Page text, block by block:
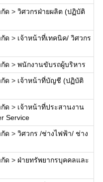
ด > วิศวกรฝ่ายผลิต (ปฏิบัติ
ด > เจ้าหน้าที่เทคนิค/ วิศวกร
ด > พนักงานขับรถผู้บริหาร
ด > เจ้าหน้าที่บัญชี (ปฏิบัติ
ด > เจ้าหน้าที่ประสานงาน
Service
ด > วิศวกร /ช่างไฟฟ้า/ ช่าง
ด > ฝ่ายทรัพยากรบุคคลและ